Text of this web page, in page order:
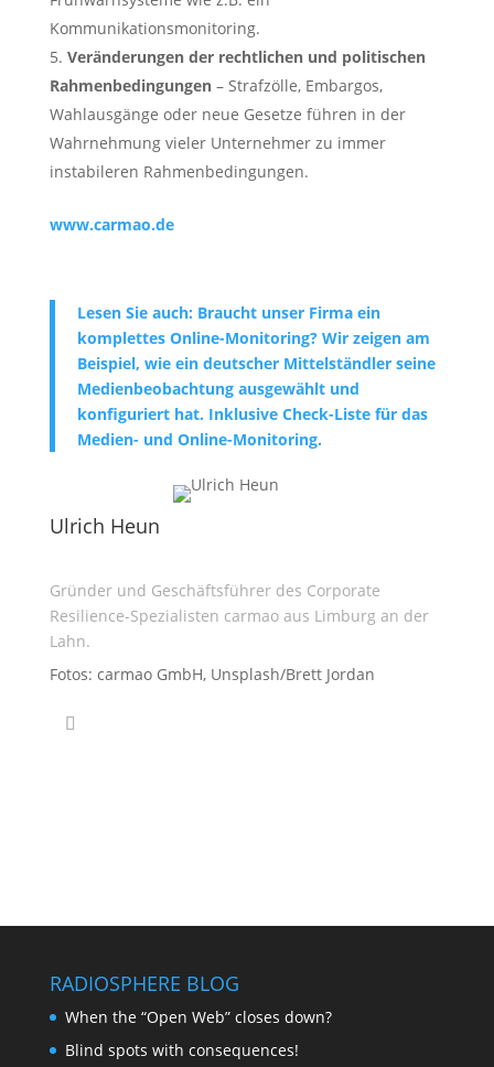
Kommunikationsmonitoring.
Veränderungen der rechtlichen und politischen
Rahmenbedingungen– Strafzölle, Embargos,
Wahlausgänge oder neue Gesetze führen in der
Wahrnehmung vieler Unternehmer zu immer
instabileren Rahmenbedingungen.
www.carmao.de
Lesen Sie auch: Braucht unser Firma ein
komplettes Online-Monitoring? Wir zeigen am
Beispiel, wie ein deutscher Mittelständler seine
Medienbeobachtung ausgewählt und
konfiguriert hat. Inklusive Check-Liste für das
Medien- und Online-Monitoring.
Ulrich Heun
Gründer und Geschäftsführer des Corporate
Resilience-Spezialisten carmao aus Limburg an der
Lahn.
Fotos: carmao GmbH, Unsplash/Brett Jordan
RADIOSPHERE BLOG
When the “Open Web” closes down?
Blind spots with consequences!